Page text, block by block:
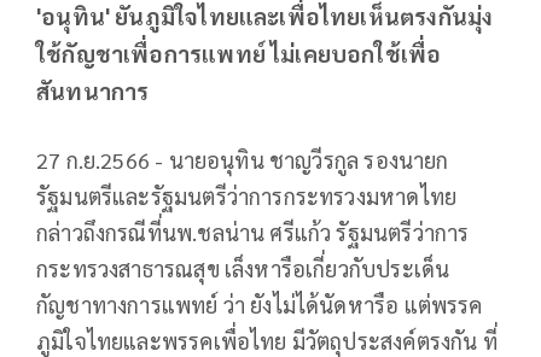
'อนุทิน' ยันภูมิใจไทยและเพื่อไทยเห็นตรงกันมุ่ง
ใช้กัญชาเพื่อการแพทย์ ไม่เคยบอกใช้เพื่อ
สันทนาการ
27 ก.ย.2566 - นายอนุทิน ชาญวีรกูล รองนายก
รัฐมนตรีและรัฐมนตรีว่าการกระทรวงมหาดไทย
กล่าวถึงกรณีที่นพ.ชลน่าน ศรีแก้ว รัฐมนตรีว่าการ
กระทรวงสาธารณสุข เล็งหารือเกี่ยวกับประเด็น
กัญชาทางการแพทย์ ว่า ยังไม่ได้นัดหารือ แต่พรรค
ภูมิใจไทยและพรรคเพื่อไทย มีวัตถุประสงค์ตรงกัน ที่